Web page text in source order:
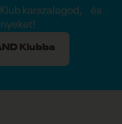
Klub karszalagod, és
Klubba